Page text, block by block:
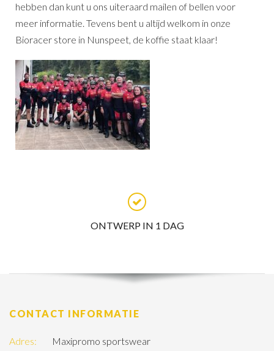
hebben dan kunt u ons uiteraard mailen of bellen voor
meer informatie. Tevens bent u altijd welkom in onze
Bioracer store in Nunspeet, de koffie staat klaar!
ONTWERP IN 1 DAG
CONTACT INFORMATIE
Adres:
Maxipromo sportswear